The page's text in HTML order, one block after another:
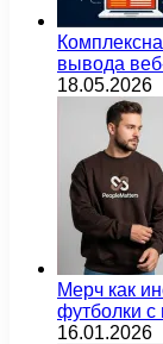
вывода
18.05.2026
Мерч как
футболки
16.01.2026